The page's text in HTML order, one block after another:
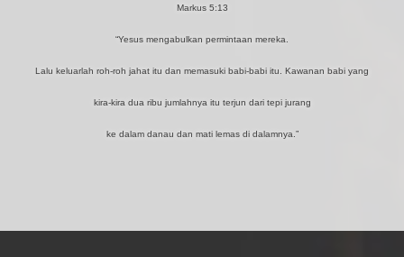
Markus 5:13
“Yesus mengabulkan permintaan mereka.
Lalu keluarlah roh-roh jahat itu dan memasuki babi-babi itu. Kawanan babi yang
kira-kira dua ribu jumlahnya itu terjun dari tepi jurang
ke dalam danau dan mati lemas di dalamnya.”